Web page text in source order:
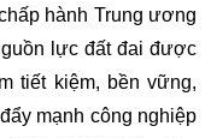
hành Trung ương
lực đất đai được
tiết kiệm, bền vững,
mạnh công nghiệp